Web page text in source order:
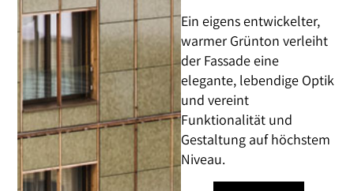
Ein eigens entwickelter,
warmer Grünton verleiht
der Fassade eine
elegante, lebendige Optik
und vereint
Funktionalität und
Gestaltung auf höchstem
Niveau.